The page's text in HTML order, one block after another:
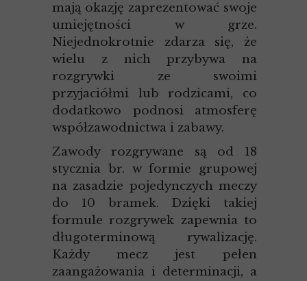
mają okazję zaprezentować swoje
umiejętności w grze.
Niejednokrotnie zdarza się, że
wielu z nich przybywa na
rozgrywki ze swoimi
przyjaciółmi lub rodzicami, co
dodatkowo podnosi atmosferę
współzawodnictwa i zabawy.
Zawody rozgrywane są od 18
stycznia br. w formie grupowej
na zasadzie pojedynczych meczy
do 10 bramek. Dzięki takiej
formule rozgrywek zapewnia to
długoterminową rywalizację.
Każdy mecz jest pełen
zaangażowania i determinacji, a